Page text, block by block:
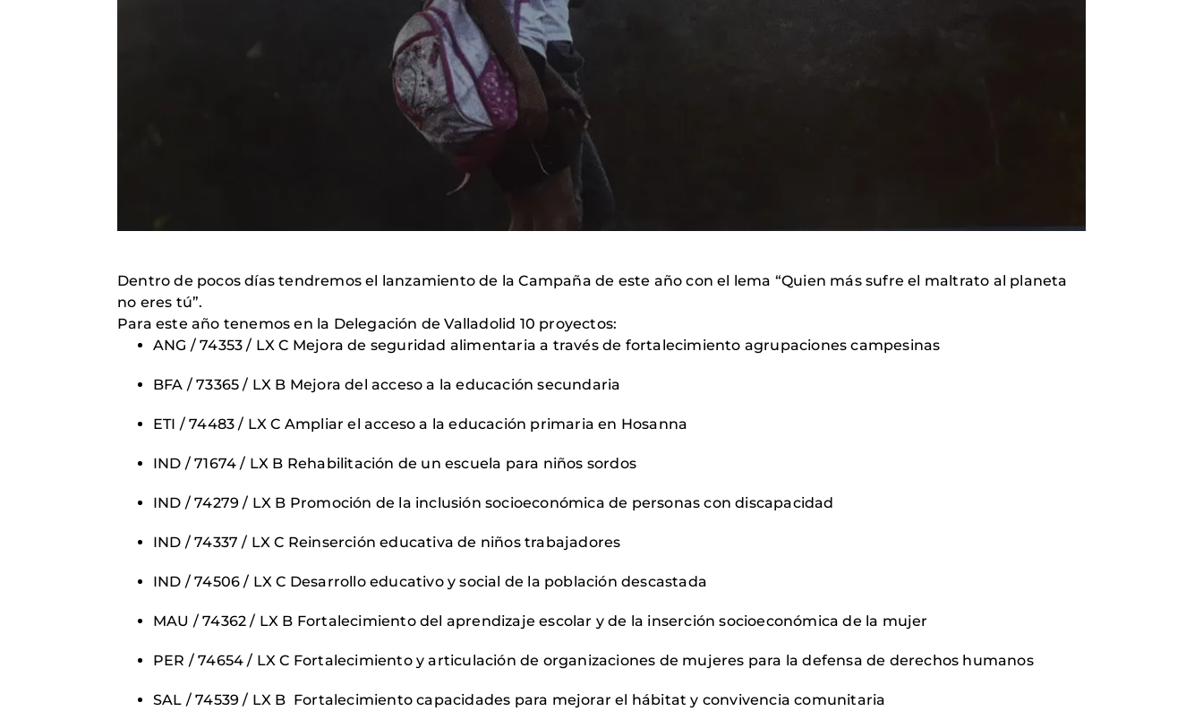
Dentro de pocos días tendremos el lanzamiento de la Campaña de este año con el lema “Quien más sufre el maltrato al planeta
no eres tú”.
Para este año tenemos en la Delegación de Valladolid 10 proyectos:
ANG / 74353 / LX C Mejora de seguridad alimentaria a través de fortalecimiento agrupaciones campesinas
BFA / 73365 / LX B Mejora del acceso a la educación secundaria
ETI / 74483 / LX C Ampliar el acceso a la educación primaria en Hosanna
IND / 71674 / LX B Rehabilitación de un escuela para niños sordos
IND / 74279 / LX B Promoción de la inclusión socioeconómica de personas con discapacidad
IND / 74337 / LX C Reinserción educativa de niños trabajadores
IND / 74506 / LX C Desarrollo educativo y social de la población descastada
MAU / 74362 / LX B Fortalecimiento del aprendizaje escolar y de la inserción socioeconómica de la mujer
PER / 74654 / LX C Fortalecimiento y articulación de organizaciones de mujeres para la defensa de derechos humanos
SAL / 74539 / LX B Fortalecimiento capacidades para mejorar el hábitat y convivencia comunitaria